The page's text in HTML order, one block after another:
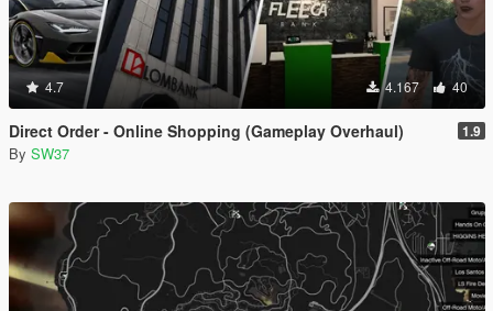
4.7 4.167 40
Direct Order - Online Shopping (Gameplay Overhaul) 1.9
By SW37